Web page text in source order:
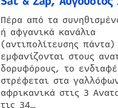
Πέρα από τα
ή αφγανικά κανάλια
(αντιπολίτευσης
εμφανίζονται στους
δορυφόρους, το
στρέφεται στα
αφρικανικά στις 3
τις 34…